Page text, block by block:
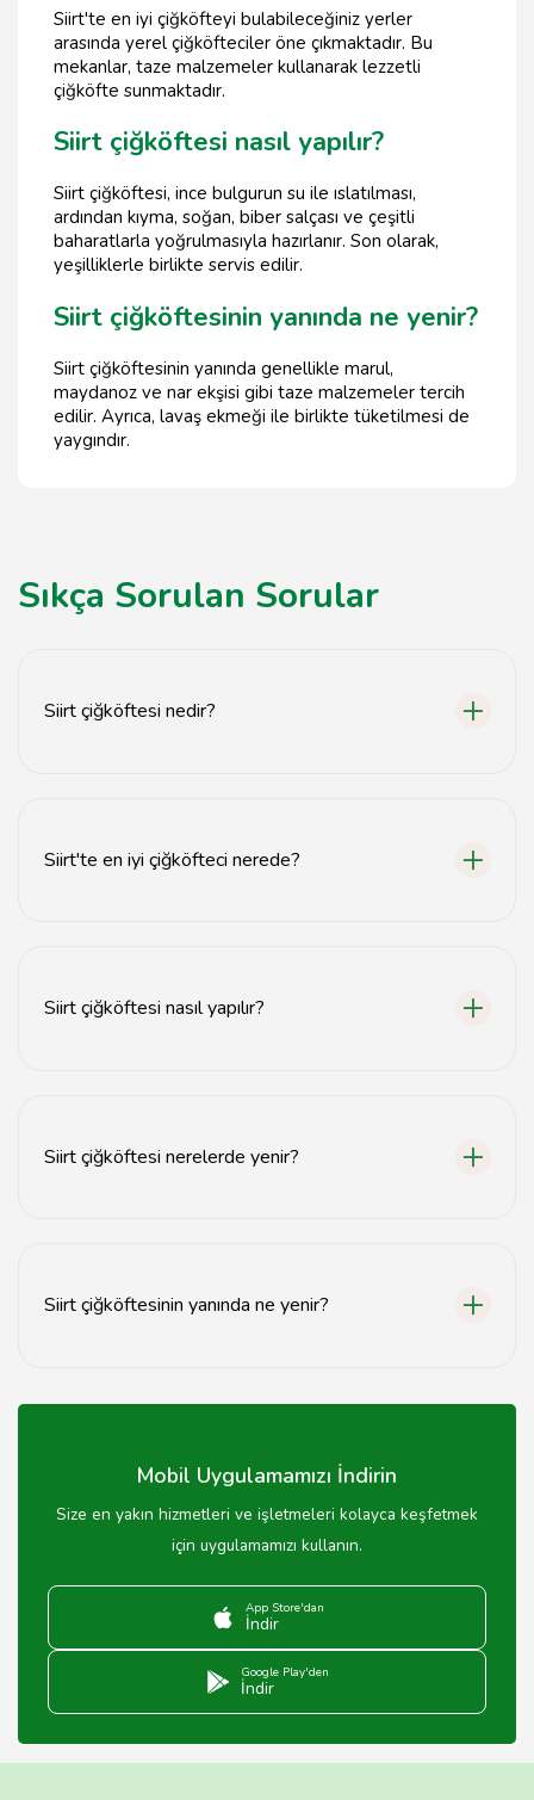
Siirt'te en iyi çiğköfteyi bulabileceğiniz yerler
arasında yerel çiğköfteciler öne çıkmaktadır. Bu
mekanlar, taze malzemeler kullanarak lezzetli
çiğköfte sunmaktadır.
Siirt çiğköftesi nasıl yapılır?
Siirt çiğköftesi, ince bulgurun su ile ıslatılması,
ardından kıyma, soğan, biber salçası ve çeşitli
baharatlarla yoğrulmasıyla hazırlanır. Son olarak,
yeşilliklerle birlikte servis edilir.
Siirt çiğköftesinin yanında ne yenir?
Siirt çiğköftesinin yanında genellikle marul,
maydanoz ve nar ekşisi gibi taze malzemeler tercih
edilir. Ayrıca, lavaş ekmeği ile birlikte tüketilmesi de
yaygındır.
Sıkça Sorulan Sorular
Siirt çiğköftesi nedir?
Siirt'te en iyi çiğköfteci nerede?
Siirt çiğköftesi nasıl yapılır?
Siirt çiğköftesi nerelerde yenir?
Siirt çiğköftesinin yanında ne yenir?
edilir.
Mobil Uygulamamızı İndirin
Size en yakın hizmetleri ve işletmeleri kolayca keşfetmek
için uygulamamızı kullanın.
App Store'dan
İndir
Google Play'den
İndir